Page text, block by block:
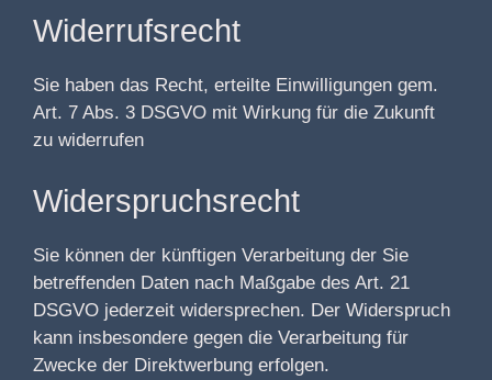
Widerrufsrecht
Sie haben das Recht, erteilte Einwilligungen gem.
Art. 7 Abs. 3 DSGVO mit Wirkung für die Zukunft
zu widerrufen
Widerspruchsrecht
Sie können der künftigen Verarbeitung der Sie
betreffenden Daten nach Maßgabe des Art. 21
DSGVO jederzeit widersprechen. Der Widerspruch
kann insbesondere gegen die Verarbeitung für
Zwecke der Direktwerbung erfolgen.